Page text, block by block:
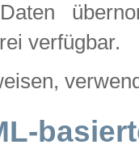
verfügbar.